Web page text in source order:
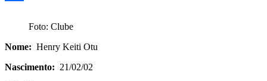
Foto: Clube
Nome: Henry Keiti Otu
Nascimento: 21/02/02